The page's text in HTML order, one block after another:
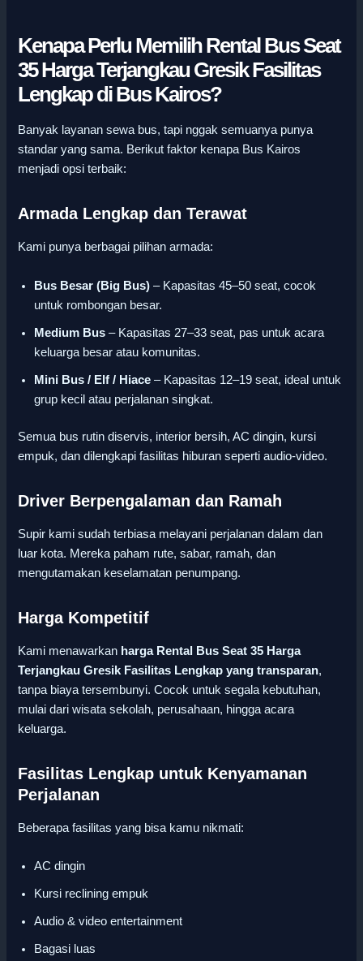
Kenapa Perlu Memilih Rental Bus Seat
35 Harga Terjangkau Gresik Fasilitas
Lengkap di Bus Kairos?
Banyak layanan sewa bus, tapi nggak semuanya punya
standar yang sama. Berikut faktor kenapa Bus Kairos
menjadi opsi terbaik:
Armada Lengkap dan Terawat
Kami punya berbagai pilihan armada:
Bus Besar (Big Bus) – Kapasitas 45–50 seat, cocok
untuk rombongan besar.
Medium Bus – Kapasitas 27–33 seat, pas untuk acara
keluarga besar atau komunitas.
Mini Bus / Elf / Hiace – Kapasitas 12–19 seat, ideal untuk
grup kecil atau perjalanan singkat.
Semua bus rutin diservis, interior bersih, AC dingin, kursi
empuk, dan dilengkapi fasilitas hiburan seperti audio-video.
Driver Berpengalaman dan Ramah
Supir kami sudah terbiasa melayani perjalanan dalam dan
luar kota. Mereka paham rute, sabar, ramah, dan
mengutamakan keselamatan penumpang.
Harga Kompetitif
Kami menawarkan harga Rental Bus Seat 35 Harga
Terjangkau Gresik Fasilitas Lengkap yang transparan,
tanpa biaya tersembunyi. Cocok untuk segala kebutuhan,
mulai dari wisata sekolah, perusahaan, hingga acara
keluarga.
Fasilitas Lengkap untuk Kenyamanan
Perjalanan
Beberapa fasilitas yang bisa kamu nikmati:
AC dingin
Kursi reclining empuk
Audio & video entertainment
Bagasi luas